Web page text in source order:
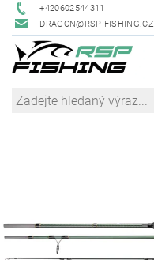
+420602544311
DRAGON@RSP-FISHING.CZ